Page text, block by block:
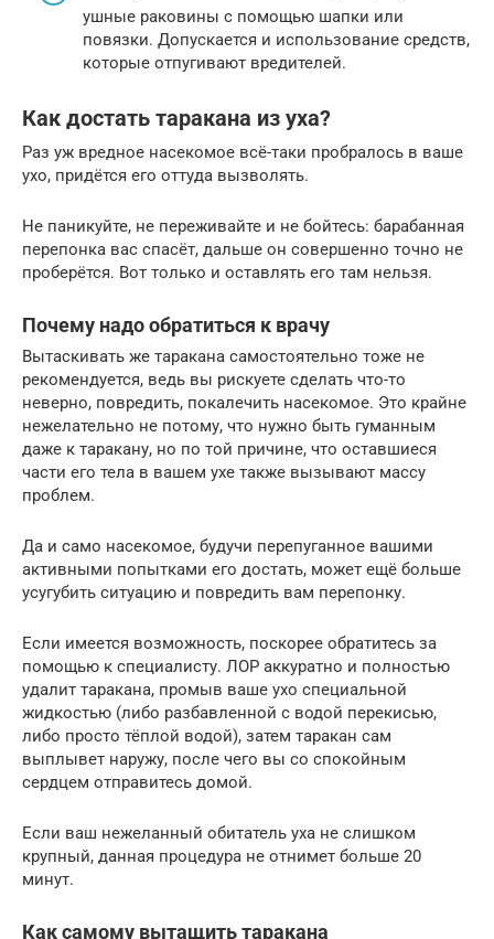
ушные раковины с помощью шапки или
повязки. Допускается и использование средств,
которые отпугивают вредителей.
Как достать таракана из уха?
Раз уж вредное насекомое всё-таки пробралось в ваше
ухо, придётся его оттуда вызволять.
Не паникуйте, не переживайте и не бойтесь: барабанная
перепонка вас спасёт, дальше он совершенно точно не
проберётся. Вот только и оставлять его там нельзя.
Почему надо обратиться к врачу
Вытаскивать же таракана самостоятельно тоже не
рекомендуется, ведь вы рискуете сделать что-то
неверно, повредить, покалечить насекомое. Это крайне
нежелательно не потому, что нужно быть гуманным
даже к таракану, но по той причине, что оставшиеся
части его тела в вашем ухе также вызывают массу
проблем.
Да и само насекомое, будучи перепуганное вашими
активными попытками его достать, может ещё больше
усугубить ситуацию и повредить вам перепонку.
Если имеется возможность, поскорее обратитесь за
помощью к специалисту. ЛОР аккуратно и полностью
удалит таракана, промыв ваше ухо специальной
жидкостью (либо разбавленной с водой перекисью,
либо просто тёплой водой), затем таракан сам
выплывет наружу, после чего вы со спокойным
сердцем отправитесь домой.
Если ваш нежеланный обитатель уха не слишком
крупный, данная процедура не отнимет больше 20
минут.
Как самому вытащить таракана